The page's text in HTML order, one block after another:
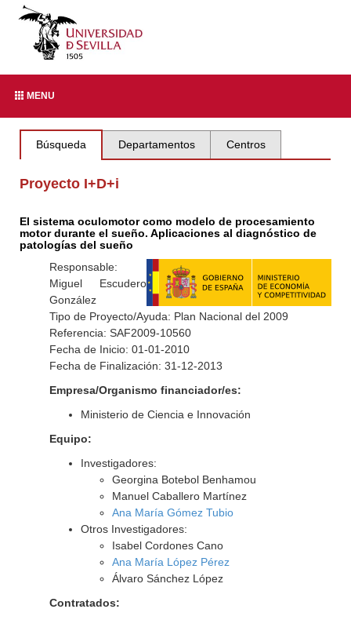
MENU
Búsqueda Departamentos Centros
Proyecto I+D+i
El sistema oculomotor como modelo de procesamiento
motor durante el sueño. Aplicaciones al diagnóstico de
patologías del sueño
Responsable:
Miguel Escudero
González
Tipo de Proyecto/Ayuda: Plan Nacional del 2009
Referencia: SAF2009-10560
Fecha de Inicio: 01-01-2010
Fecha de Finalización: 31-12-2013
Empresa/Organismo financiador/es:
Ministerio de Ciencia e Innovación
Equipo:
Investigadores:
Georgina Botebol Benhamou
Manuel Caballero Martínez
Ana María Gómez Tubio
Otros Investigadores:
Isabel Cordones Cano
Ana María López Pérez
Álvaro Sánchez López
Contratados: